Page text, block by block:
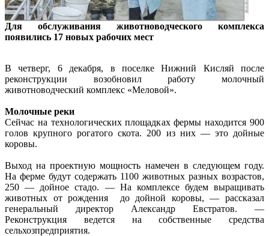
Для обслуживания животноводческого комплекса
появились 17 новых рабочих мест
В четверг, 6 декабря, в поселке Нижний Кисляй после
реконструкции возобновил работу молочный
животноводческий комплекс «Меловой».
Молочные реки
Сейчас на технологических площадках фермы находится 900
голов крупного рогатого скота. 200 из них — это дойные
коровы.
Выход на проектную мощность намечен в следующем году.
На ферме будут содержать 1100 животных разных возрастов,
250 — дойное стадо. — На комплексе будем выращивать
животных от рождения до дойной коровы, — рассказал
генеральный директор Александр Евстратов. —
Реконструкция ведется на собственные средства
сельхозпредприятия.